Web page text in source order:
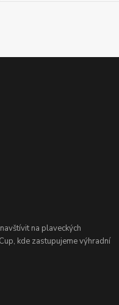
na plaveckých
kde zastupujeme výhradní